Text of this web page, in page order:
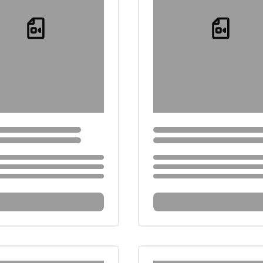
Loading... Loading...